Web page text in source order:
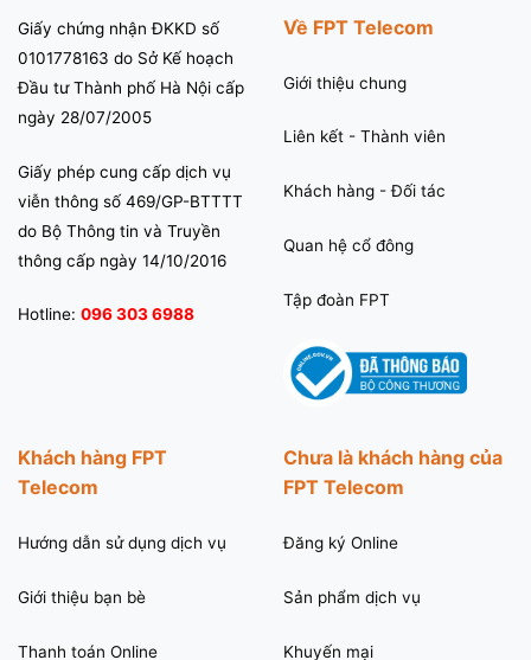
Giấy chứng nhận ĐKKD số
0101778163 do Sở Kế hoạch
Đầu tư Thành phố Hà Nội cấp
ngày 28/07/2005
Giấy phép cung cấp dịch vụ
viễn thông số 469/GP-BTTTT
do Bộ Thông tin và Truyền
thông cấp ngày 14/10/2016
Hotline: 096 303 6988
Về FPT Telecom
Giới thiệu chung
Liên kết - Thành viên
Khách hàng - Đối tác
Quan hệ cổ đông
Tập đoàn FPT
Khách hàng FPT
Telecom
Hướng dẫn sử dụng dịch vụ
Giới thiệu bạn bè
Thanh toán Online
Chưa là khách hàng của
FPT Telecom
Đăng ký Online
Sản phẩm dịch vụ
Khuyến mại